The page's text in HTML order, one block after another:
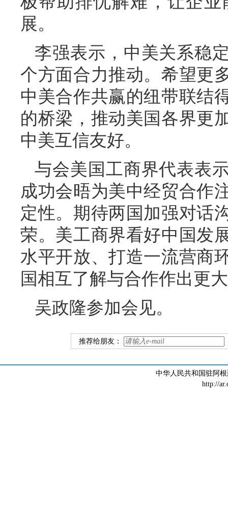
展。
李强表示，中美关系稳
个方面合力推动。希望更
中美合作共赢的纽带联结
的桥梁，推动美国各界更
中美互信友好。
与会美国工商界代表表
成功会晤为美中经贸合作
定性。期待两国加强对话
荣。美工商界看好中国发
水平开放、打造一流营商
国相互了解与合作作出更
吴政隆参加会见。
推荐给朋友：
中华人民共和国驻阿
http://